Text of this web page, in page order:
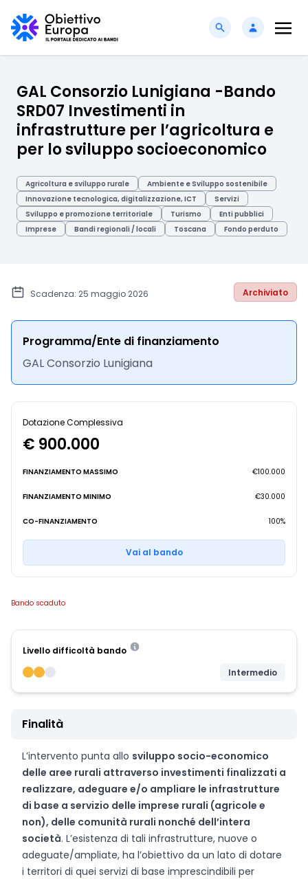
GAL Consorzio Lunigiana -Bando
SRD07 Investimenti in
infrastrutture per l’agricoltura e
per lo sviluppo socioeconomico
Agricoltura e sviluppo rurale
Ambiente e Sviluppo sostenibile
Innovazione tecnologica, digitalizzazione, ICT
Servizi
Sviluppo e promozione territoriale
Turismo
Enti pubblici
Imprese
Bandi regionali / locali Toscana Fondo perduto
Scadenza: 25 maggio 2026 Archiviato
Programma/Ente di finanziamento
GAL Consorzio Lunigiana
Dotazione Complessiva
€ 900.000
FINANZIAMENTO MASSIMO €100.000
FINANZIAMENTO MINIMO €30.000
CO-FINANZIAMENTO 100%
Vai al bando
Bando scaduto
Livello difficoltà bando
Intermedio
Finalità
L’intervento punta allo sviluppo socio-economico
delle aree rurali attraverso investimenti finalizzati a
realizzare, adeguare e/o ampliare le infrastrutture
di base a servizio delle imprese rurali (agricole e
non), delle comunità rurali nonché dell’intera
società. L’esistenza di tali infrastrutture, nuove o
adeguate/ampliate, ha l’obiettivo da un lato di dotare
i territori di quei servizi di base imprescindibili per